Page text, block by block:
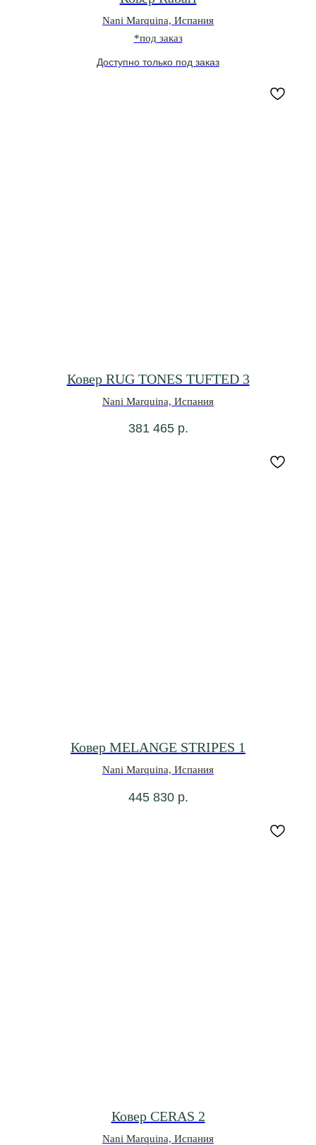
Nani Marquina, Испания
*под заказ
Ковер RUG TONES TUFTED 3
Nani Marquina, Испания
381 465 р.
Ковер MELANGE STRIPES 1
Nani Marquina, Испания
445 830 р.
Ковер CERAS 2
Nani Marquina, Испания